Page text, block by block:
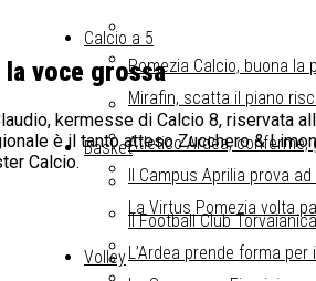
Pomezia Calcio, buona la
Atletico Ardea, conferme,
Il Football Club
Calcio a 5
Mirafin, scatta il piano
Il Campus Aprilia prova
L’Ardea prende forma
Basket
La Virtus Pomezia volta
Volley
voce grossa
kermesse di Calcio 8, riservata
è il tanto atteso Zucchero &
Calcio.